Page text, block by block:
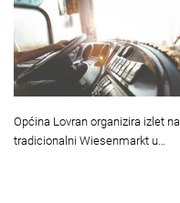
Općina Lovran organizira izlet na
tradicionalni Wiesenmarkt u…